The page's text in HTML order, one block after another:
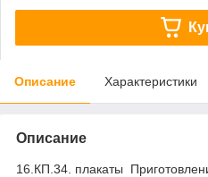
Описание Характеристики
Описание
16.КП.34. плакаты